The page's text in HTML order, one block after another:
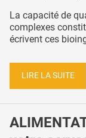
La capacité de
complexes
écrivent ces
LIRE LA SUITE